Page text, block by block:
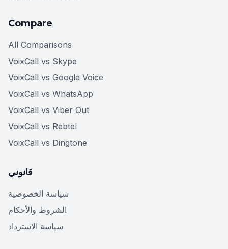
Compare
All Comparisons
VoixCall vs Skype
VoixCall vs Google Voice
VoixCall vs WhatsApp
VoixCall vs Viber Out
VoixCall vs Rebtel
VoixCall vs Dingtone
قانوني
سياسة الخصوصية
الشروط والأحكام
سياسة الاسترداد